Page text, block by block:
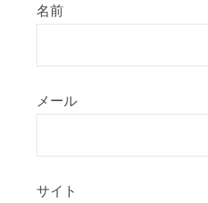
名前
メール
サイト